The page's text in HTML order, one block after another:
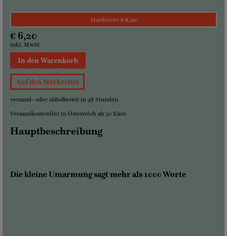
Hardcover € 6,20
€ 6,20
inkl. MwSt.
In den Warenkorb
Auf den Merkzettel
versand- oder abholbereit in 48 Stunden
Versandkostenfrei in Österreich ab 30 Euro
Hauptbeschreibung
Die kleine Umarmung sagt mehr als 1000 Worte